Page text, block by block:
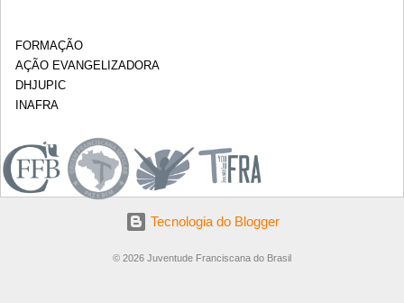
FORMAÇÃO
AÇÃO EVANGELIZADORA
DHJUPIC
INAFRA
Tecnologia do Blogger
© 2026 Juventude Franciscana do Brasil